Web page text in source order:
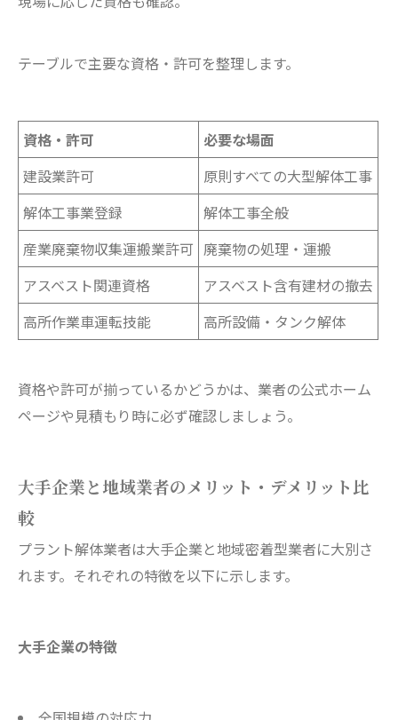
テーブルで主要な資格・許可を整理します。
資格・許可
必要な場面
建設業許可
原則すべての大型解体工事
解体工事業登録
解体工事全般
産業廃棄物収集運搬業許可 廃棄物の処理・運搬
アスベスト関連資格
アスベスト含有建材の撤去
高所作業車運転技能
高所設備・タンク解体
資格や許可が揃っているかどうかは、業者の公式ホーム
ページや見積もり時に必ず確認しましょう。
大手企業と地域業者のメリット・デメリット比
較
プラント解体業者は大手企業と地域密着型業者に大別さ
れます。それぞれの特徴を以下に示します。
大手企業の特徴